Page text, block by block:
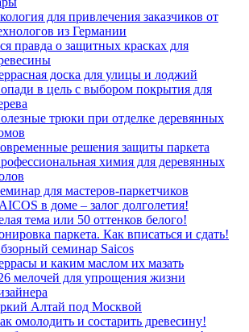
для привлечения заказчиков от
из Германии
правда о защитных красках для
доска для улицы и лоджий
в цель с выбором покрытия для
трюки при отделке деревянных
решения защиты паркета
химия для деревянных
для мастеров-паркетчиков
в доме – залог долголетия!
тема или 50 оттенков белого!
паркета. Как вписаться и сдать!
семинар Saicos
и каким маслом их мазать
мелочей для упрощения жизни
Алтай под Москвой
омолодить и состарить древесину!